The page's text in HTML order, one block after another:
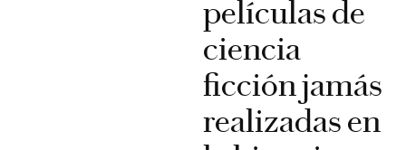
películas de
ciencia
ficción jamás
realizadas en